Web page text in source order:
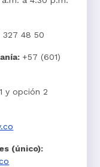
48 50
+57 (601)
y opción 2
(único):